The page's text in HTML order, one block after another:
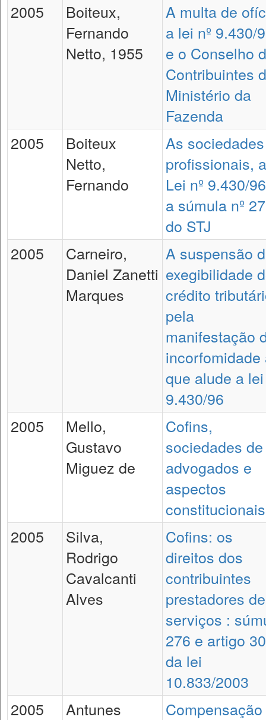
2005
Boiteux,
Fernando
Netto, 1955
A multa de
a lei nº 9.430/
e o Conselho
Contribuintes
Ministério da
Fazenda
2005
Boiteux
Netto,
Fernando
As sociedades
profissionais, a
Lei nº 9.430/
a súmula nº
do STJ
2005
Carneiro,
Daniel Zanetti
Marques
A suspensão
exegibilidade
crédito
pela
manifestação
incorfomidade
que alude a lei
9.430/96
2005
Mello,
Gustavo
Miguez de
Cofins,
sociedades de
advogados e
aspectos
constitucionais
2005
Silva,
Rodrigo
Cavalcanti
Alves
Cofins: os
direitos dos
contribuintes
prestadores de
serviços :
276 e artigo 30
da lei
10.833/2003
2005
Antunes
Compensação